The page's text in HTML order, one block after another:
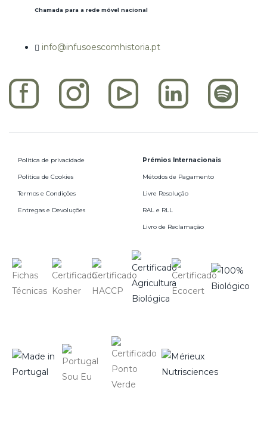
Chamada para a rede móvel nacional
info@infusoescomhistoria.pt
Política de privacidade
Política de Cookies
Termos e Condições
Entregas e Devoluções
Prémios Internacionais
Métodos de Pagamento
Livre Resolução
RAL e RLL
Livro de Reclamação